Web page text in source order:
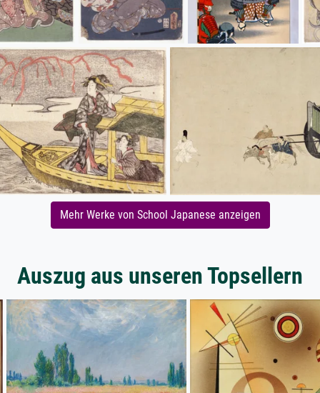
Mehr Werke von School Japanese anzeigen
Auszug aus unseren Topsellern